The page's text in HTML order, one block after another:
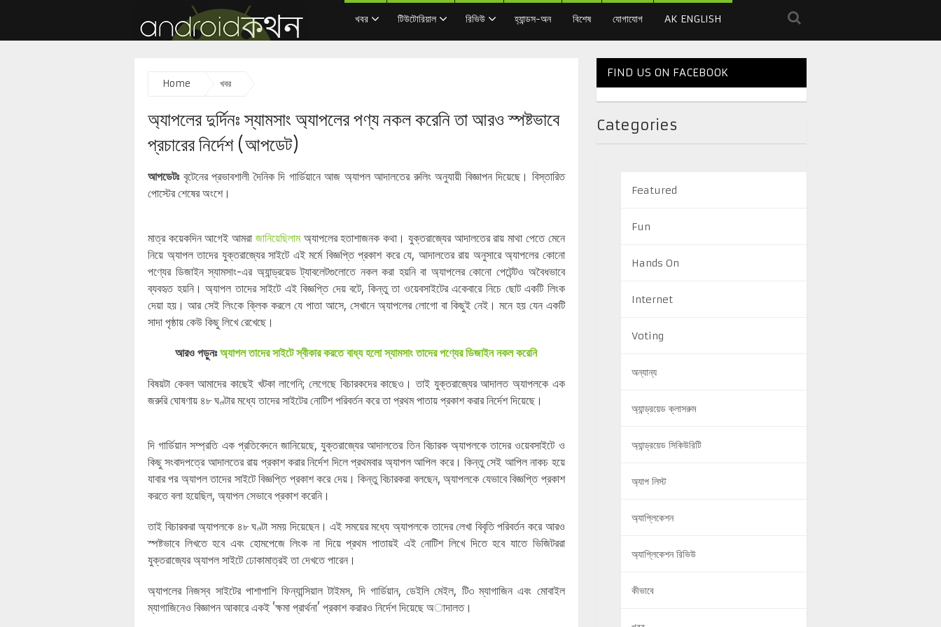
খবর টিউটোরিয়াল রিভিউ হ্যান্ডস-অন বিশেষ যোগাযোগ AK ENGLISH
Home খবর
অ্যাপলের দুর্দিনঃ স্যামসাং অ্যাপলের পণ্য নকল করেনি তা আরও স্পষ্টভাবে
প্রচারের নির্দেশ (আপডেট)
আপডেটঃবৃটেনের প্রভাবশালী দৈনিক দি গার্ডিয়ানে আজ অ্যাপল আদালতের রুলিং অনুযায়ী বিজ্ঞাপন দিয়েছে। বিস্তারিত
পোস্টের শেষের অংশে।
মাত্র কয়েকদিন আগেই আমরা জানিয়েছিলামঅ্যাপলের হতাশাজনক কথা। যুক্তরাজ্যের আদালতের রায় মাথা পেতে মেনে
নিয়ে অ্যাপল তাদের যুক্তরাজ্যের সাইটে এই মর্মে বিজ্ঞপ্তি প্রকাশ করে যে, আদালতের রায় অনুসারে অ্যাপলের কোনো
পণ্যের ডিজাইন স্যামসাং-এর অ্যান্ড্রয়েড ট্যাবলেটগুলোতে নকল করা হয়নি বা অ্যাপলের কোনো পেটেন্টও অবৈধভাবে
ব্যবহৃত হয়নি। অ্যাপল তাদের সাইটে এই বিজ্ঞপ্তি দেয় বটে, কিন্তু তা ওয়েবসাইটের একেবারে নিচে ছোট একটি লিংক
দেয়া হয়। আর সেই লিংকে ক্লিক করলে যে পাতা আসে, সেখানে অ্যাপলের লোগো বা কিছুই নেই। মনে হয় যেন একটি
সাদা পৃষ্ঠায় কেউ কিছু লিখে রেখেছে।
আরও পড়ুনঃঅ্যাপল তাদের সাইটে স্বীকার করতে বাধ্য হলো স্যামসাং তাদের পণ্যের ডিজাইন নকল করেনি
বিষয়টা কেবল আমাদের কাছেই খটকা লাগেনি; লেগেছে বিচারকদের কাছেও। তাই যুক্তরাজ্যের আদালত অ্যাপলকে এক
জরুরি ঘোষণায় ৪৮ ঘণ্টার মধ্যে তাদের সাইটের নোটিশ পরিবর্তন করে তা প্রথম পাতায় প্রকাশ করার নির্দেশ দিয়েছে।
দি গার্ডিয়ান সম্প্রতি এক প্রতিবেদনে জানিয়েছে, যুক্তরাজ্যের আদালতের তিন বিচারক অ্যাপলকে তাদের ওয়েবসাইটে ও
কিছু সংবাদপত্রে আদালতের রায় প্রকাশ করার নির্দেশ দিলে প্রথমবার অ্যাপল আপিল করে। কিন্তু সেই আপিল নাকচ হয়ে
যাবার পর অ্যাপল তাদের সাইটে বিজ্ঞপ্তি প্রকাশ করে দেয়। কিন্তু বিচারকরা বলছেন, অ্যাপলকে যেভাবে বিজ্ঞপ্তি প্রকাশ
করতে বলা হয়েছিল, অ্যাপল সেভাবে প্রকাশ করেনি।
তাই বিচারকরা অ্যাপলকে ৪৮ ঘণ্টা সময় দিয়েছেন। এই সময়ের মধ্যে অ্যাপলকে তাদের লেখা বিবৃতি পরিবর্তন করে আরও
স্পষ্টভাবে লিখতে হবে এবং হোমপেজে লিংক না দিয়ে প্রথম পাতায়ই এই নোটিশ লিখে দিতে হবে যাতে ভিজিটররা
যুক্তরাজ্যের অ্যাপল সাইটে ঢোকামাত্রই তা দেখতে পারেন।
অ্যাপলের নিজস্ব সাইটের পাশাপাশি ফিন্যান্সিয়াল টাইমস, দি গার্ডিয়ান, ডেইলি মেইল, টি৩ ম্যাগাজিন এবং মোবাইল
ম্যাগাজিনেও বিজ্ঞাপন আকারে একই ‘ক্ষমা প্রার্থনা’ প্রকাশ করারও নির্দেশ দিয়েছে অাদালত।
FIND US ON FACEBOOK
Categories
Featured
Fun
Hands On
Internet
Voting
অন্যান্য
অ্যান্ড্রয়েড ক্লাসরুম
অ্যান্ড্রয়েড সিকিউরিটি
অ্যাপ লিস্ট
অ্যাপ্লিকেশন
অ্যাপ্লিকেশন রিভিউ
কীভাবে